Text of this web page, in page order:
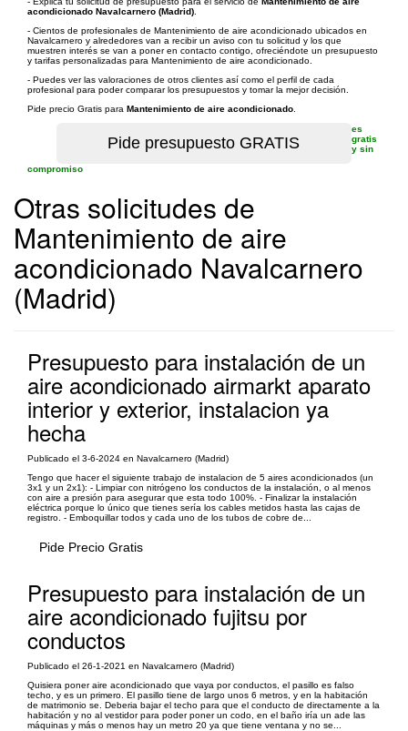
acondicionado Navalcarnero (Madrid)
- Cientos de profesionales de Mantenimiento de aire acondicionado ubicados en
Navalcarnero y alrededores van a recibir un aviso con tu solicitud y los que
muestren interés se van a poner en contacto contigo, ofreciéndote un presupuesto
y tarifas personalizadas para Mantenimiento de aire acondicionado.
- Puedes ver las valoraciones de otros clientes así como el perfil de cada
profesional para poder comparar los presupuestos y tomar la mejor decisión.
Pide precio Gratis para Mantenimiento de aire acondicionado
es
gratis
y sin
compromiso
Otras solicitudes de
Mantenimiento de aire
acondicionado Navalcarnero
(Madrid)
Presupuesto para instalación de un
aire acondicionado airmarkt aparato
interior y exterior, instalacion ya
hecha
Publicado el 3-6-2024 en Navalcarnero (Madrid)
Tengo que hacer el siguiente trabajo de instalacion de 5 aires acondicionados (un
3x1 y un 2x1): - Limpiar con nitrógeno los conductos de la instalación, o al menos
con aire a presión para asegurar que esta todo 100%. - Finalizar la instalación
eléctrica porque lo único que tienes sería los cables metidos hasta las cajas de
registro. - Emboquillar todos y cada uno de los tubos de cobre de...
Pide Precio Gratis
Presupuesto para instalación de un
aire acondicionado fujitsu por
conductos
Publicado el 26-1-2021 en Navalcarnero (Madrid)
Quisiera poner aire acondicionado que vaya por conductos, el pasillo es falso
techo, y es un primero. El pasillo tiene de largo unos 6 metros, y en la habitación
de matrimonio se. Deberia bajar el techo para que el conducto de directamente a la
habitación y no al vestidor para poder poner un codo, en el baño iría un ade las
máquinas y más o menos hay un metro 20 ya que tiene ventana y no se...